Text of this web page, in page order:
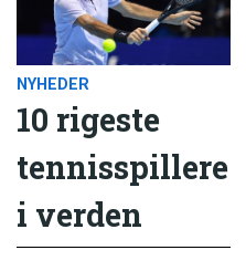
NYHEDER
10 rigeste
tennisspillere
i verden